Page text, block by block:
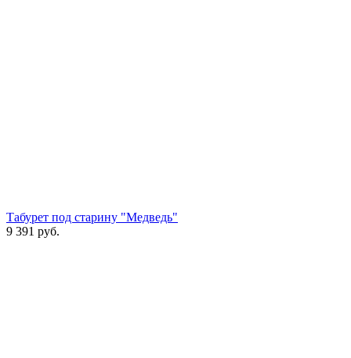
Табурет под старину "Медведь"
9 391 руб.